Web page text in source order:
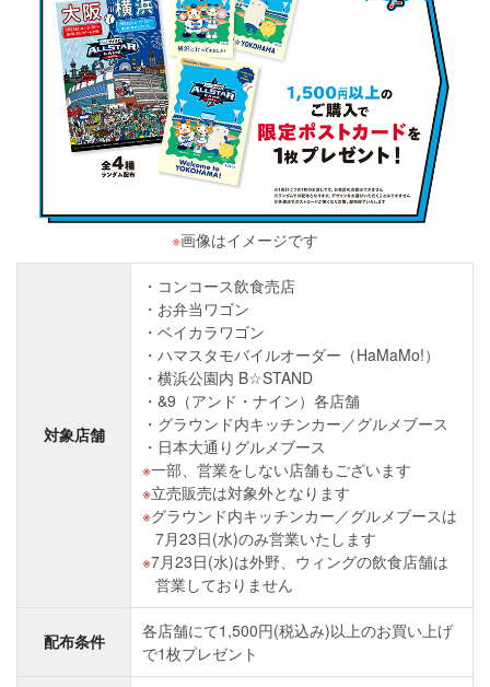
※画像はイメージです
対象店舗
コンコース飲食売店
お弁当ワゴン
ベイカラワゴン
ハマスタモバイルオーダー（HaMaMo!）
横浜公園内 B☆STAND
&9（アンド・ナイン）各店舗
グラウンド内キッチンカー／グルメブース
日本大通りグルメブース
一部、営業をしない店舗もございます
立売販売は対象外となります
グラウンド内キッチンカー／グルメブースは
7月23日(水)のみ営業いたします
7月23日(水)は外野、ウィングの飲食店舗は
営業しておりません
配布条件
各店舗にて1,500円(税込み)以上のお買い上げ
で1枚プレゼント